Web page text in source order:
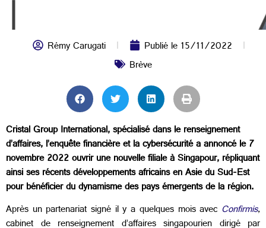
Rémy Carugati Publié le15/11/2022
Brève
Cristal Group International, spécialisé dans le renseignement
d’affaires, l’enquête financière et la cybersécurité a annoncé le 7
novembre 2022 ouvrir une nouvelle filiale à Singapour, répliquant
ainsi ses récents développements africains en Asie du Sud-Est
pour bénéficier du dynamisme des pays émergents de la région.
Après un partenariat signé il y a quelques mois avec Confirmis,